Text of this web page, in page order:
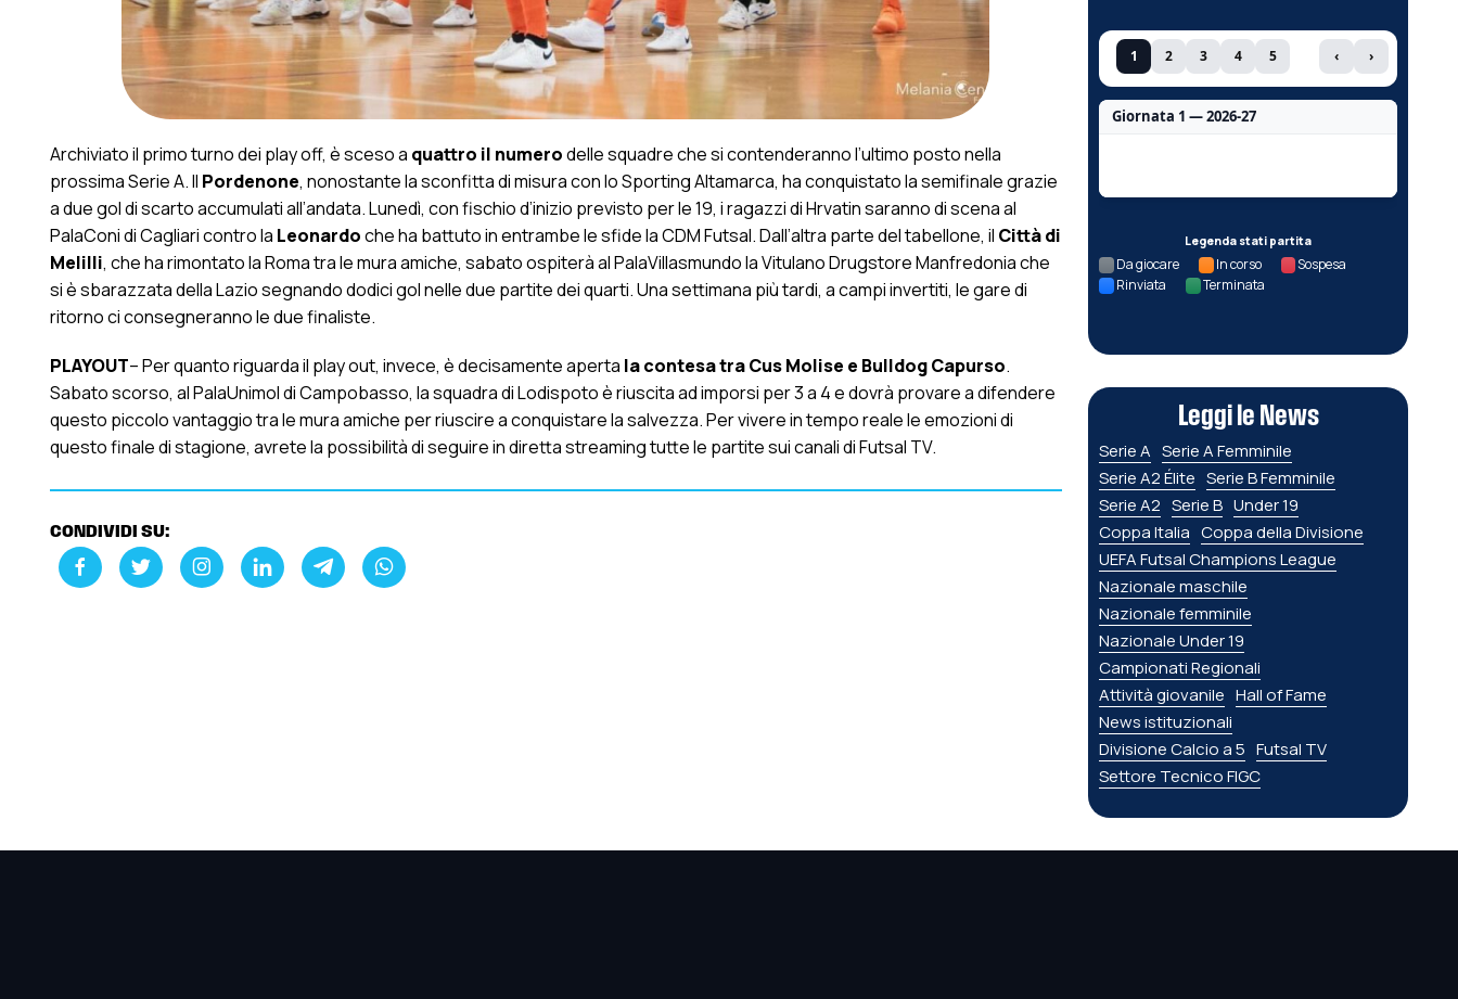
Archiviato il primo turno dei play off, è sceso a quattro il numerodelle squadre che si contenderanno l’ultimo posto nella
prossima Serie A. Il Pordenone, nonostante la sconfitta di misura con lo Sporting Altamarca, ha conquistato la semifinale grazie
a due gol di scarto accumulati all’andata. Lunedì, con fischio d’inizio previsto per le 19, i ragazzi di Hrvatin saranno di scena al
PalaConi di Cagliari contro la Leonardoche ha battuto in entrambe le sfide la CDM Futsal. Dall’altra parte del tabellone, il Città di
Melilli, che ha rimontato la Roma tra le mura amiche, sabato ospiterà al PalaVillasmundo la Vitulano Drugstore Manfredonia che
si è sbarazzata della Lazio segnando dodici gol nelle due partite dei quarti. Una settimana più tardi, a campi invertiti, le gare di
ritorno ci consegneranno le due finaliste.
PLAYOUT– Per quanto riguarda il play out, invece, è decisamente aperta la contesa tra Cus Molise e Bulldog Capurso.
Sabato scorso, al PalaUnimol di Campobasso, la squadra di Lodispoto è riuscita ad imporsi per 3 a 4 e dovrà provare a difendere
questo piccolo vantaggio tra le mura amiche per riuscire a conquistare la salvezza. Per vivere in tempo reale le emozioni di
questo finale di stagione, avrete la possibilità di seguire in diretta streaming tutte le partite sui canali di Futsal TV.
CONDIVIDI SU:
1 2 3 4 5 ‹ ›
Giornata 1 — 2026-27
Legenda stati partita
Da giocare In corso
Sospesa
Rinviata
Terminata
Leggi le News
Serie A Serie A Femminile
Serie A2 Élite Serie B Femminile
Serie A2 Serie B Under 19
Coppa Italia Coppa della Divisione
UEFA Futsal Champions League
Nazionale maschile
Nazionale femminile
Nazionale Under 19
Campionati Regionali
Attività giovanile Hall of Fame
News istituzionali
Divisione Calcio a 5 Futsal TV
Settore Tecnico FIGC